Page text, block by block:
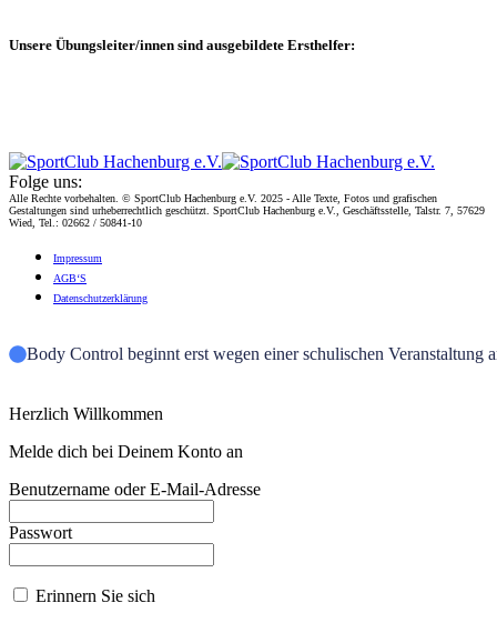
Unsere Übungsleiter/innen sind ausgebildete Ersthelfer:
Folge uns:
Alle Rechte vorbehalten. © SportClub Hachenburg e.V. 2025 - Alle Texte, Fotos und grafischen
Gestaltungen sind urheberrechtlich geschützt. SportClub Hachenburg e.V., Geschäftsstelle, Talstr. 7, 57629
Wied, Tel.: 02662 / 50841-10
Impres­sum
AGB‘S
Daten­schutz­er­klä­rung
Body Control beginnt erst wegen einer schulischen Veranstaltung
Herzlich Willkommen
Melde dich bei Deinem Konto an
Benutzername oder E-Mail-Adresse
Passwort
Erinnern Sie sich